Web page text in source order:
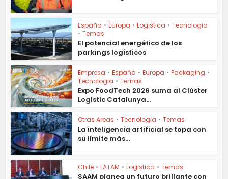
España • Europa • Logistica • Tecnologia
• Temas
El potencial energético de los
parkings logísticos
Empresa • España • Europa • Packaging •
Tecnologia • Temas
Expo FoodTech 2026 suma al Clúster
Logístic Catalunya...
Otras Areas • Tecnologia • Temas
La inteligencia artificial se topa con
su límite más...
Chile • LATAM • Logistica • Temas
SAAM planea un futuro brillante con